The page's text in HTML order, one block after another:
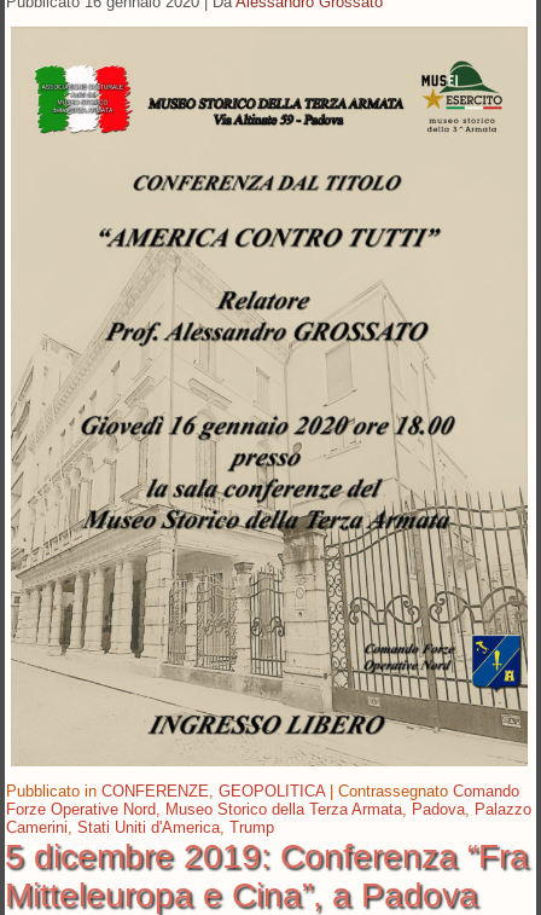
Pubblicato in CONFERENZE ,GEOPOLITICA |Contrassegnato Comando
Forze Operative Nord Museo Storico della Terza Armata Padova Palazzo
Camerini ,Stati Uniti d'America ,Trump
5 dicembre 2019: Conferenza “Fra
Mitteleuropa e Cina”, a Padova